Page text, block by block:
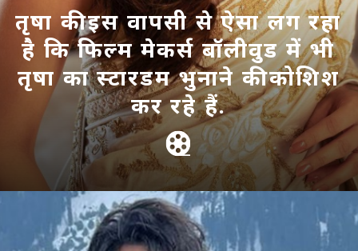
तृषा की इस वापसी से ऐसा लग रहा
है कि फिल्म मेकर्स बॉलीवुड में भी
तृषा का स्टारडम भुनाने की कोशिश
कर रहे हैं.